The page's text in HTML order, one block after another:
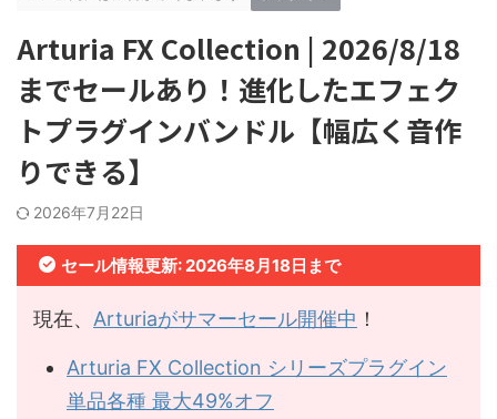
Arturia FX Collection | 2026/8/18
までセールあり！進化したエフェク
トプラグインバンドル【幅広く音作
りできる】
2026年7月22日
セール情報更新: 2026年8月18日まで
現在、 Arturiaがサマーセール開催中 ！
Arturia FX Collection シリーズプラグイン
単品各種 最大49%オフ